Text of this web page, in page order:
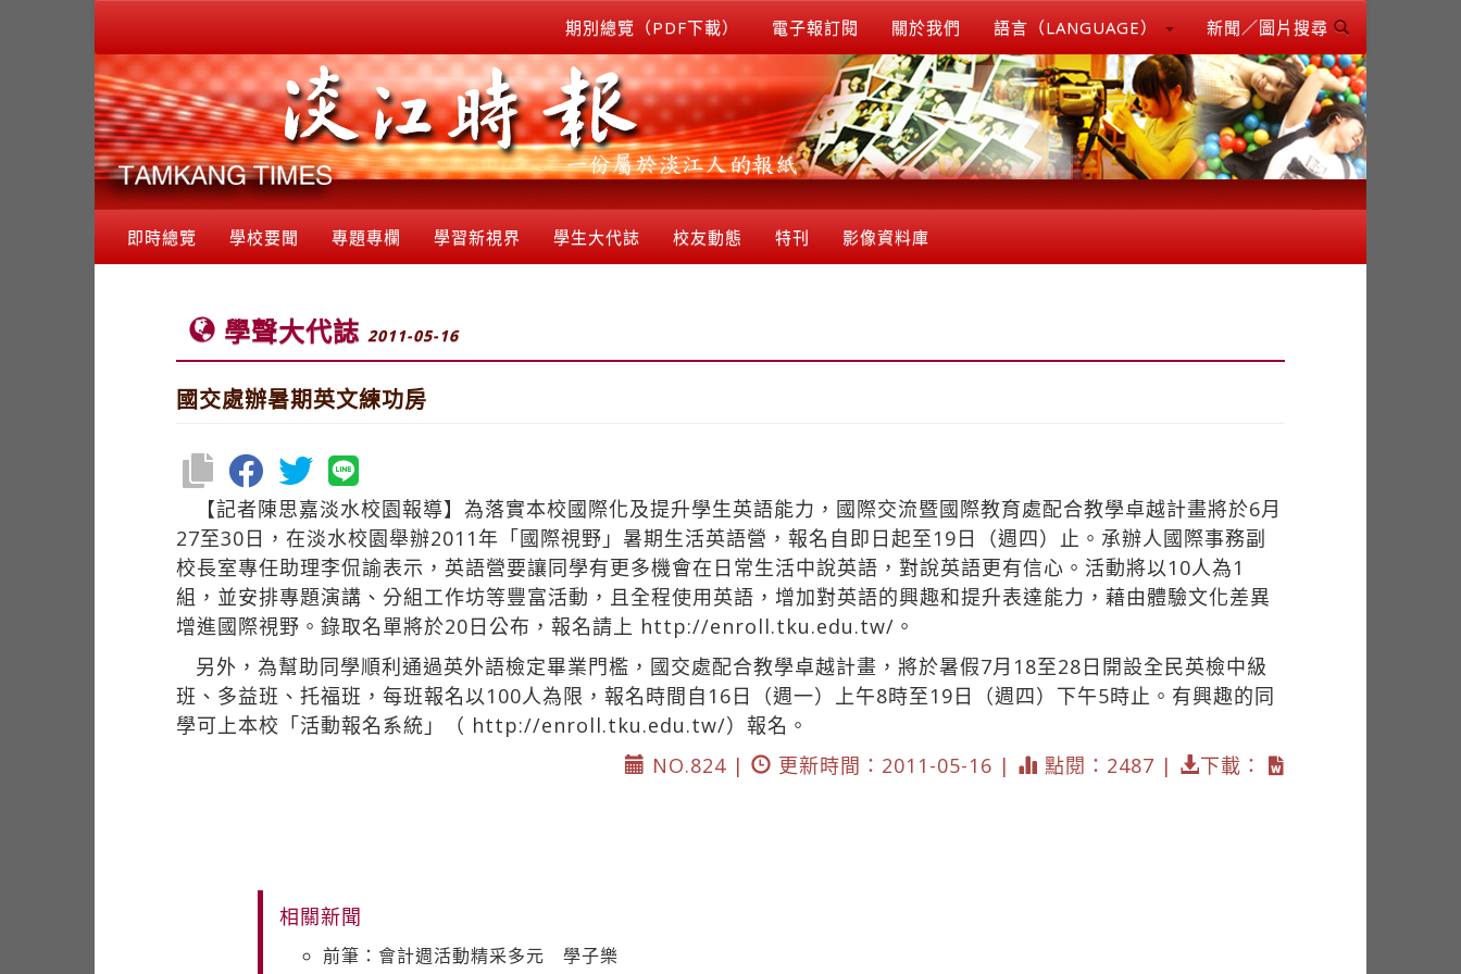
期別總覽（PDF下載） 電子報訂閱 關於我們 語言（LANGUAGE） 新聞／圖片搜尋
即時總覽 學校要聞 專題專欄 學習新視界 學生大代誌 校友動態 特刊 影像資料庫
學聲大代誌 2011-05-16
國交處辦暑期英文練功房
【記者陳思嘉淡水校園報導】為落實本校國際化及提升學生英語能力，國際交流暨國際教育處配合教學卓越計畫將於6月
27至30日，在淡水校園舉辦2011年「國際視野」暑期生活英語營，報名自即日起至19日（週四）止。承辦人國際事務副
校長室專任助理李侃諭表示，英語營要讓同學有更多機會在日常生活中說英語，對說英語更有信心。活動將以10人為1
組，並安排專題演講、分組工作坊等豐富活動，且全程使用英語，增加對英語的興趣和提升表達能力，藉由體驗文化差異
增進國際視野。錄取名單將於20日公布，報名請上 http://enroll.tku.edu.tw/。
另外，為幫助同學順利通過英外語檢定畢業門檻，國交處配合教學卓越計畫，將於暑假7月18至28日開設全民英檢中級
班、多益班、托福班，每班報名以100人為限，報名時間自16日（週一）上午8時至19日（週四）下午5時止。有興趣的同
學可上本校「活動報名系統」（ http://enroll.tku.edu.tw/）報名。
NO.824 |
更新時間：2011-05-16 | 點閱：2487 | 下載：
相關新聞
前筆：會計週活動精采多元 學子樂